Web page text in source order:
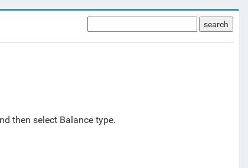
search
then select Balance type.